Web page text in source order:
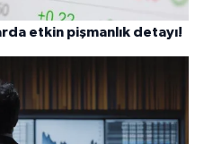
etkin pişmanlık detayı!